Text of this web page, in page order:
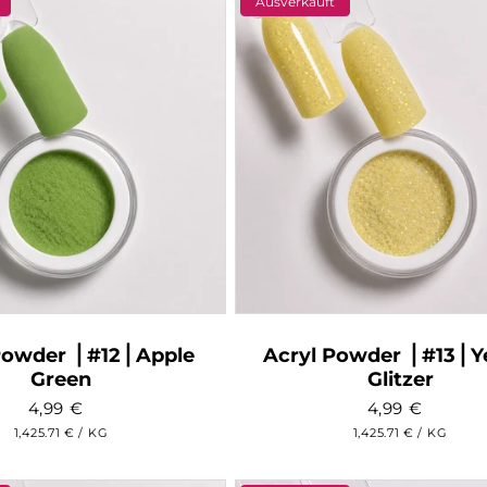
⎥ #12⎥ Apple
Green
4,99 €
GRUNDPREIS
1,425.71 € / PRO
KG
Acryl Powder ⎥ #13⎥
Glitzer
4,99 €
GRUNDPREIS
1,425.71 € / PRO
KG